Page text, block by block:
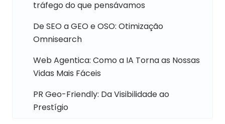
tráfego do que pensávamos
De SEO a GEO e OSO: Otimização
Omnisearch
Web Agentica: Como a IA Torna as Nossas
Vidas Mais Fáceis
PR Geo-Friendly: Da Visibilidade ao
Prestígio